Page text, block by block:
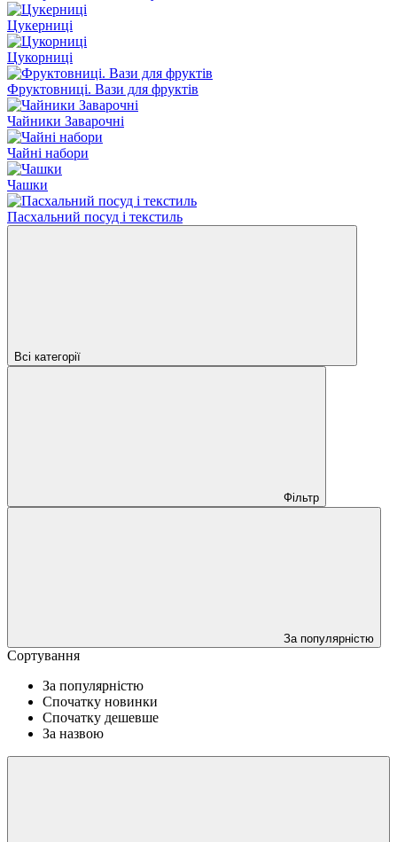
Цукерниці
Цукорниці
Фруктовниці. Вази для фруктів
Чайники Заварочні
Чайні набори
Чашки
Пасхальний посуд і текстиль
Всі категорії
Фільтр
За популярністю
Сортування
За популярністю
Спочатку новинки
Спочатку дешевше
За назвою